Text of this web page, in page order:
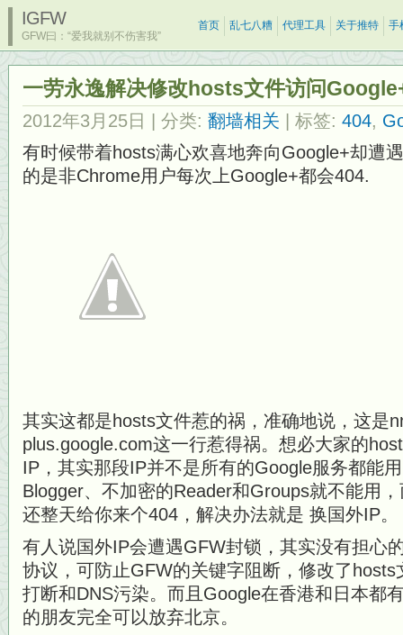
IGFW
GFW曰：“爱我就别不伤害我”
首页 乱七八糟 代理工具 关于推特 手
一劳永逸解决修改hosts文件访问
2012年3月25日 | 分类: 翻墙相关 | 标签: 404,
有时候带着hosts满心欢喜地奔向Google+却遭
的是非Chrome用户每次上Google+都会404.
其实这都是hosts文件惹的祸，准确地说，这是
plus.google.com这一行惹得祸。想必大家的
IP，其实那段IP并不是所有的Google服务都能
Blogger、不加密的Reader和Groups就不能用
还整天给你来个404，解决办法就是 换国外IP。
有人说国外IP会遭遇GFW封锁，其实没有担心
协议，可防止GFW的关键字阻断，修改了
打断和DNS污染。而且Google在香港和日本都
的朋友完全可以放弃北京。